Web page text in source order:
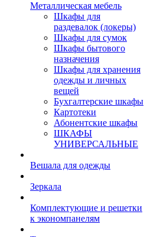
Металлическая мебель
Шкафы для
раздевалок (локеры)
Шкафы для сумок
Шкафы бытового
назначения
Шкафы для хранения
одежды и личных
вещей
Бухгалтерские шкафы
Картотеки
Абонентские шкафы
ШКАФЫ
УНИВЕРСАЛЬНЫЕ
Вешала для одежды
Зеркала
Комплектующие и решетки
к экономпанелям